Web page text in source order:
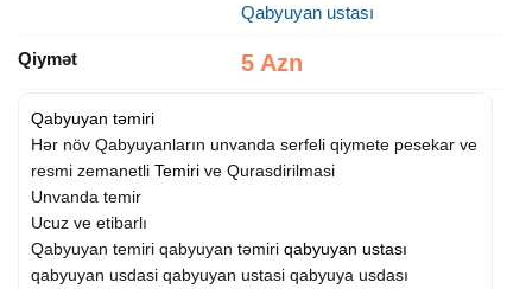
Qabyuyan ustası
Qiymət 5 Azn
Qabyuyan təmiri
Hər növ Qabyuyanların unvanda serfeli qiymete pesekar ve
resmi zemanetli Temiri ve Qurasdirilmasi
Unvanda temir
Ucuz ve etibarlı
Qabyuyan temiri qabyuyan təmiri qabyuyan ustası
qabyuyan usdasi qabyuyan ustasi qabyuya usdası